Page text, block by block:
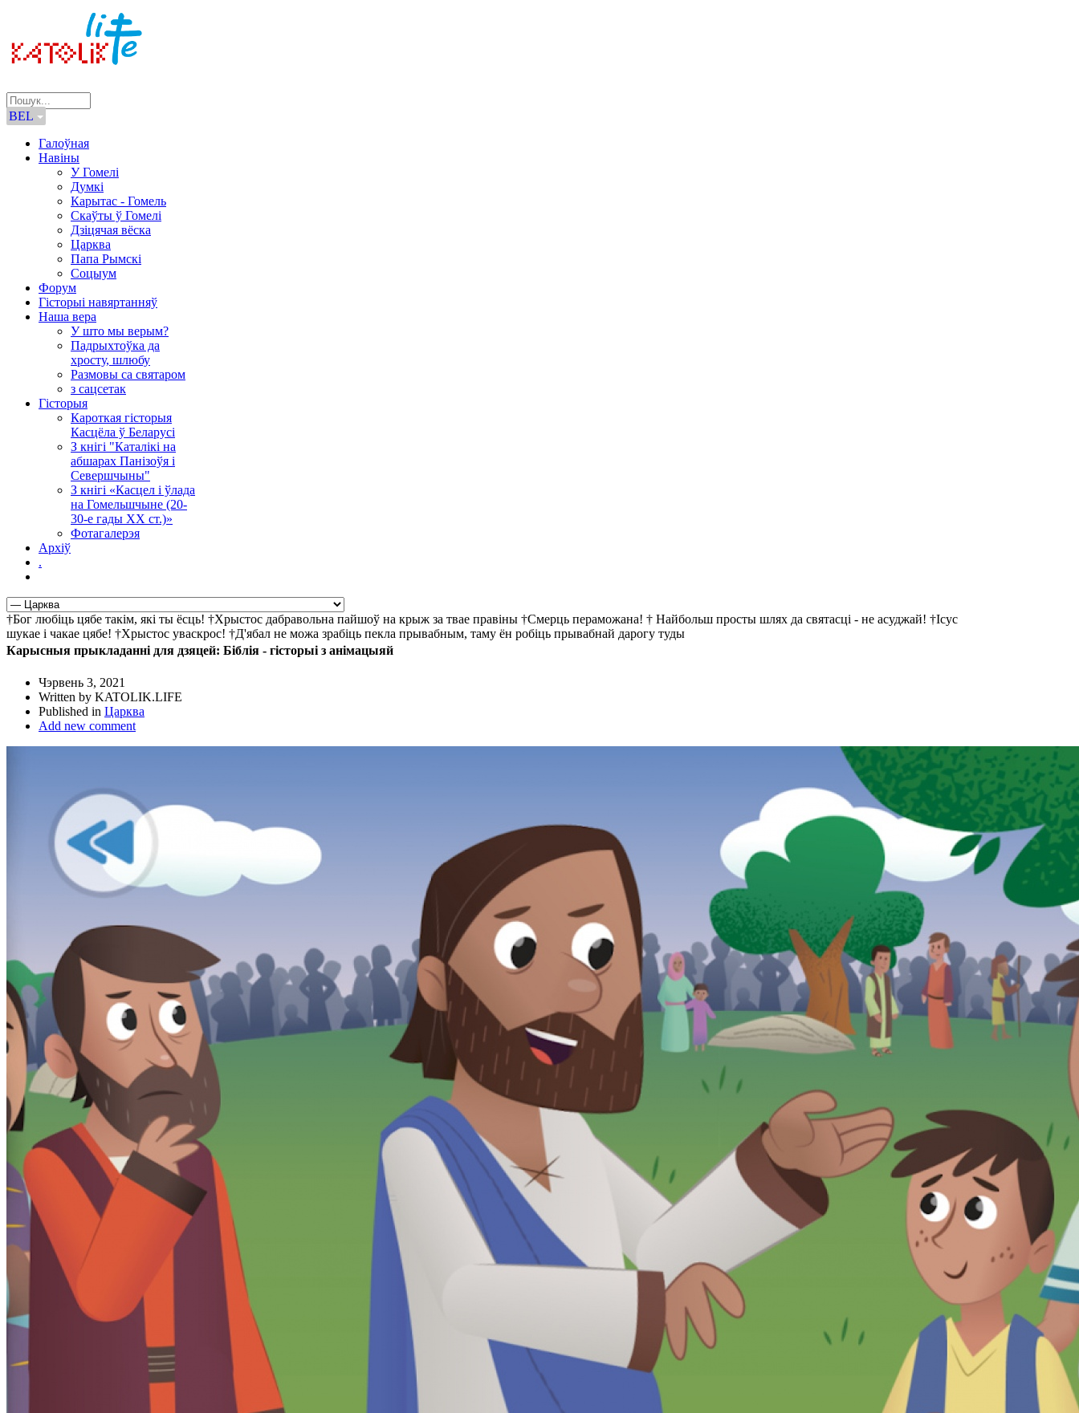
BEL
Галоўная
Навіны
У Гомелі
Думкі
Карытас - Гомель
Скаўты ў Гомелі
Дзіцячая вёска
Царква
Папа Рымскі
Соцыум
Форум
Гісторыі навяртанняў
Наша вера
У што мы верым?
Падрыхтоўка да
хросту, шлюбу
Размовы са святаром
з сацсетак
Гісторыя
Кароткая гісторыя
Касцёла ў Беларусі
З кнігі "Каталікі на
абшарах Панізоўя і
Севершчыны"
З кнігі «Касцел і ўлада
на Гомельшчыне (20-
30-е гады ХХ ст.)»
Фотагалерэя
Архіў
.
†Бог любіць цябе такім, які ты ёсць! †Хрыстос дабравольна пайшоў на крыж за твае правіны †Смерць пераможана! † Найбольш просты шлях да святасці - не асуджай! †Ісус
шукае і чакае цябе! †Хрыстос уваскрос! †Д'ябал не можа зрабіць пекла прывабным, таму ён робіць прывабнай дарогу туды
Карысныя прыкладанні для дзяцей: Біблія - гісторыі з анімацыяй
Чэрвень 3, 2021
Written by KATOLIK.LIFE
Published in Царква
Add new comment